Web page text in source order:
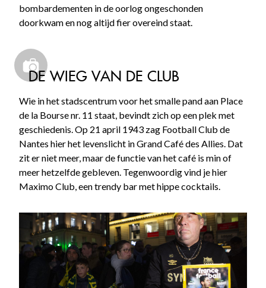
bombardementen in de oorlog ongeschonden
doorkwam en nog altijd fier overeind staat.
DE WIEG VAN DE CLUB
Wie in het stadscentrum voor het smalle pand aan Place
de la Bourse nr. 11 staat, bevindt zich op een plek met
geschiedenis. Op 21 april 1943 zag Football Club de
Nantes hier het levenslicht in Grand Café des Allies. Dat
zit er niet meer, maar de functie van het café is min of
meer hetzelfde gebleven. Tegenwoordig vind je hier
Maximo Club, een trendy bar met hippe cocktails.